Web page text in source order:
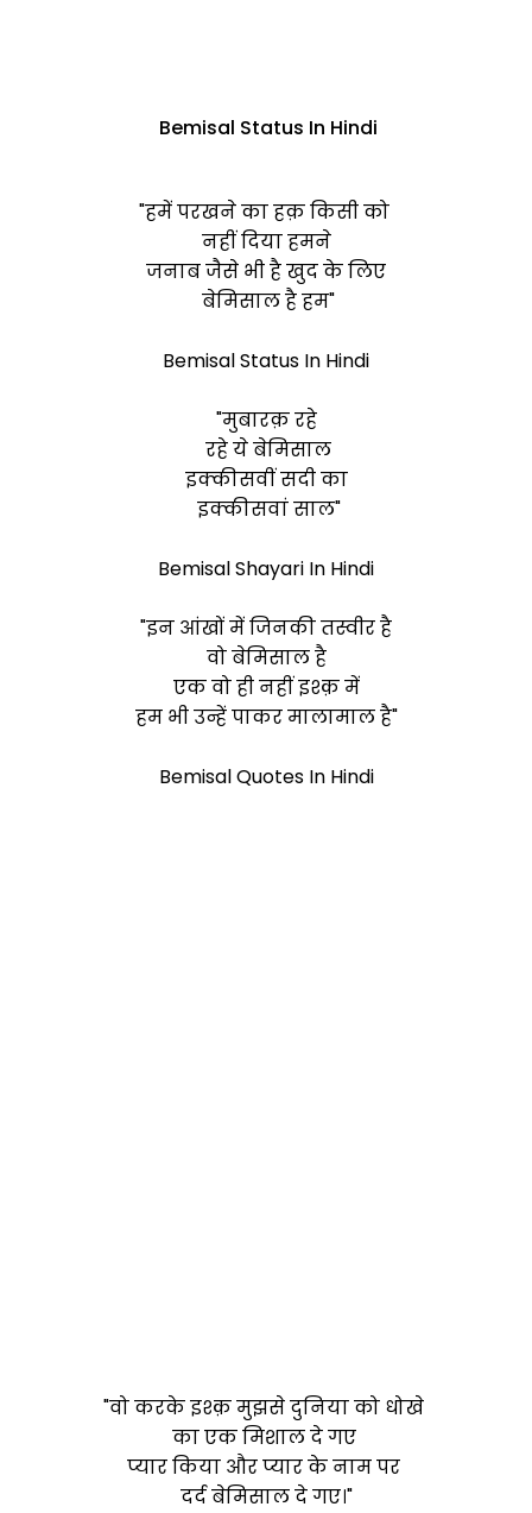
Bemisal Status In Hindi
"हमें परखने का हक़ किसी को
नहीं दिया हमने
जनाब जैसे भी है खुद के लिए
बेमिसालहै हम"
Bemisal Status In Hindi
"मुबारक़ रहे
रहे येबेमिसाल
इक्कीसवीं सदी का
इक्कीसवां साल"
Bemisal Shayari In Hindi
"इन आंखों में जिनकी तस्वीर है
वोबेमिसालहै
एक वो ही नहीं इश्क़ में
हम भी उन्हें पाकर मालामाल है"
Bemisal Quotes In Hindi
"वो करके इश्क़ मुझसे दुनिया को धोखे
का एक मिशाल दे गए
प्यार किया और प्यार के नाम पर
दर्दबेमिसालदे गए।"